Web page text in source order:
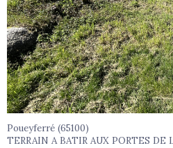
Poueyferré (65100)
TERRAIN A BATIR AUX PORTES DE